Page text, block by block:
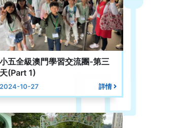
小五全級澳門學習交流團-第三
天(Part 1)
2024-10-27 詳情